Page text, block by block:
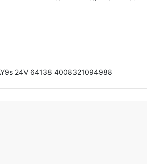
24V 64138 4008321094988